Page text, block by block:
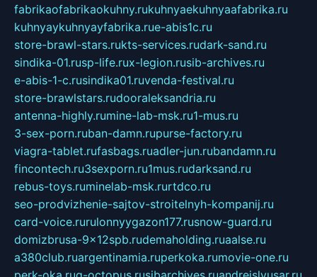
fabrikaofabrikaokuhny.rukuhnyaekuhnyaafabrika.ru
kuhnyaykuhnyayfabrika.rue-abis1c.ru
store-brawl-stars.rukts-services.rudark-sand.ru
sindika-01.rusp-life.rux-legion.rusib-archives.ru
e-abis-1-c.rusindika01.ruvenda-festival.ru
store-brawlstars.rudooraleksandria.ru
antenna-highly.rumine-lab-msk.ru1-mus.ru
3-sex-porn.ruban-damn.rupurse-factory.ru
viagra-tablet.rufasbags.ruadler-jun.rubandamn.ru
fincontech.ru3sexporn.ru1mus.rudarksand.ru
rebus-toys.ruminelab-msk.rurtdco.ru
seo-prodvizhenie-sajtov-stroitelnyh-kompanij.ru
card-voice.rurulonnyygazon177.rusnow-guard.ru
domizbrusa-9x12spb.rudemaholding.ruaalse.ru
a380club.ruargentinamia.ruperkoka.rumovie-one.ru